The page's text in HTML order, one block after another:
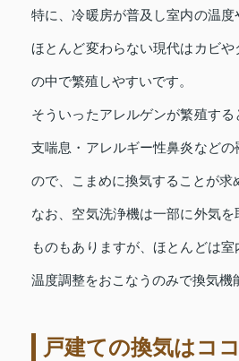
特に、冷暖房が普及し室内の温度
ほとんど変わらない現代はカビ
の中で繁殖しやすいです。
そういったアレルゲンが繁殖す
支喘息・アレルギー性鼻炎などの
ので、こまめに換気することが求
なお、空気洗浄機は一部に外気を
ものもありますが、ほとんどは室
温度調整をおこなうのみで換気機
戸建ての換気はコ